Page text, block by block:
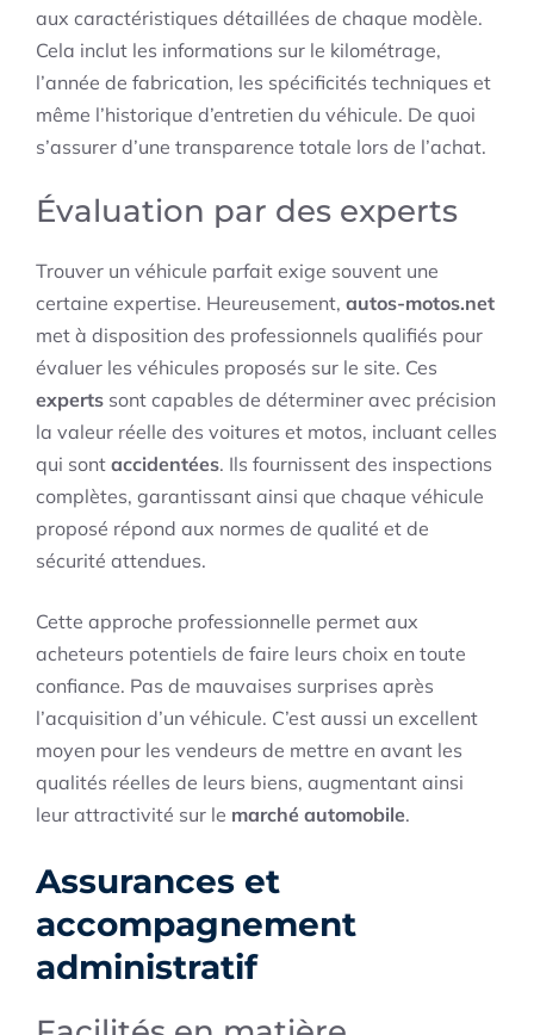
aux caractéristiques détaillées de chaque modèle.
Cela inclut les informations sur le kilométrage,
l’année de fabrication, les spécificités techniques et
même l’historique d’entretien du véhicule. De quoi
s’assurer d’une transparence totale lors de l’achat.
Évaluation par des experts
Trouver un véhicule parfait exige souvent une
certaine expertise. Heureusement, autos-motos.net
met à disposition des professionnels qualifiés pour
évaluer les véhicules proposés sur le site. Ces
experts sont capables de déterminer avec précision
la valeur réelle des voitures et motos, incluant celles
qui sont accidentées. Ils fournissent des inspections
complètes, garantissant ainsi que chaque véhicule
proposé répond aux normes de qualité et de
sécurité attendues.
Cette approche professionnelle permet aux
acheteurs potentiels de faire leurs choix en toute
confiance. Pas de mauvaises surprises après
l’acquisition d’un véhicule. C’est aussi un excellent
moyen pour les vendeurs de mettre en avant les
qualités réelles de leurs biens, augmentant ainsi
leur attractivité sur le marché automobile.
Assurances et
accompagnement
administratif